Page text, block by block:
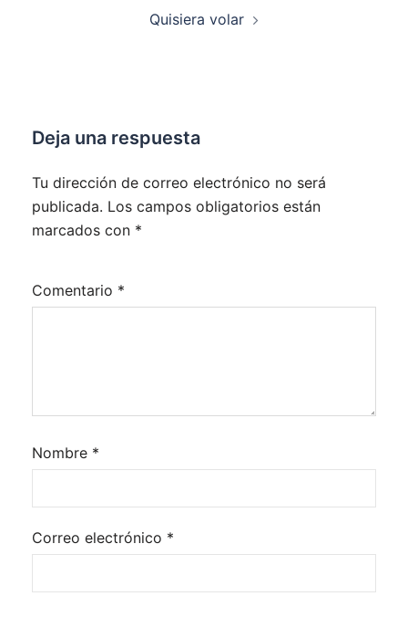
Quisiera volar
Deja una respuesta
Tu dirección de correo electrónico no será
publicada. Los campos obligatorios están
marcados con *
Comentario *
Nombre *
Correo electrónico *